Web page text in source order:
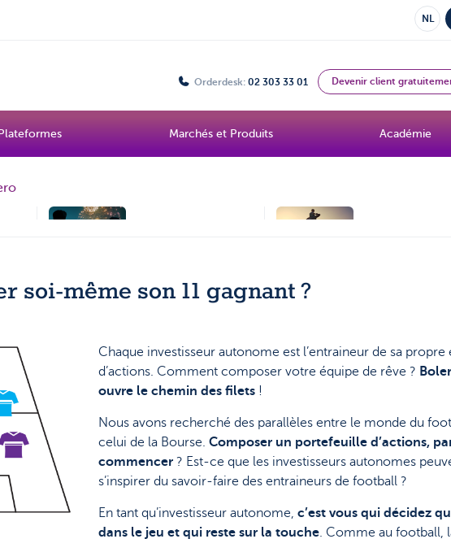
NL
Orderdesk: 02 303 33 01 Devenir client
Plateformes Marchés et Produits Académie
soi-même son 11 gagnant ?
Chaque investisseur autonome est l’entraineur de sa propre
d’actions. Comment composer votre équipe de rêve ?
ouvre le chemin des filets!
Nous avons recherché des parallèles entre le monde du
celui de la Bourse. Composer un portefeuille d’actions,
commencer? Est-ce que les investisseurs autonomes
s’inspirer du savoir-faire des entraineurs de football ?
En tant qu’investisseur autonome, c’est vous qui décidez
dans le jeu et qui reste sur la touche. Comme au football,